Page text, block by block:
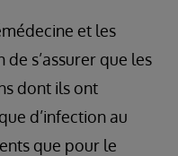
et les
s’assurer que les
dont ils ont
d’infection au
que pour le